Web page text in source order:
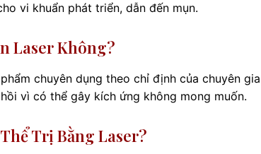
vi khuẩn phát triển, dẫn đến mụn.
Laser Không?
chuyên dụng theo chỉ định của chuyên
vì có thể gây kích ứng không mong muốn.
Trị Bằng Laser?